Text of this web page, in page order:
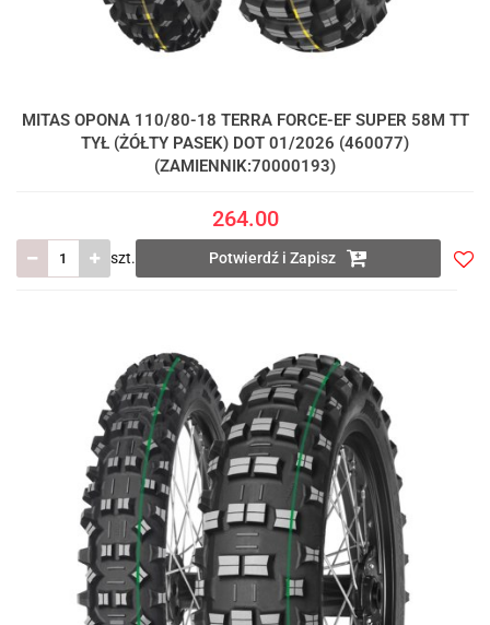
MITAS OPONA 110/80-18 TERRA FORCE-EF SUPER 58M TT
TYŁ (ŻÓŁTY PASEK) DOT 01/2026 (460077)
(ZAMIENNIK:70000193)
264.00
szt. Potwierdź i Zapisz